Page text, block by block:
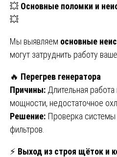
💥 Основные поломки и
💥
Мы выявляем основные
могут затруднить работу
🔥 Перегрев генератора
Причины: Длительная
мощности, недостаточное
Решение: Проверка системы
фильтров.
⚡ Выход из строя щёток и